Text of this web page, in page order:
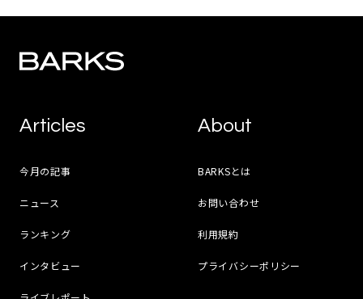
Articles
今月の記事
ニュース
ランキング
インタビュー
About
BARKSとは
お問い合わせ
利用規約
プライバシーポリシー